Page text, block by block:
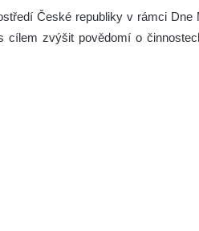
České republiky v rámci Dne
cílem zvýšit povědomí o